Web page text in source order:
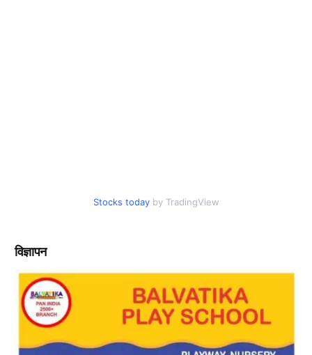
Stocks today by TradingView
विज्ञापन